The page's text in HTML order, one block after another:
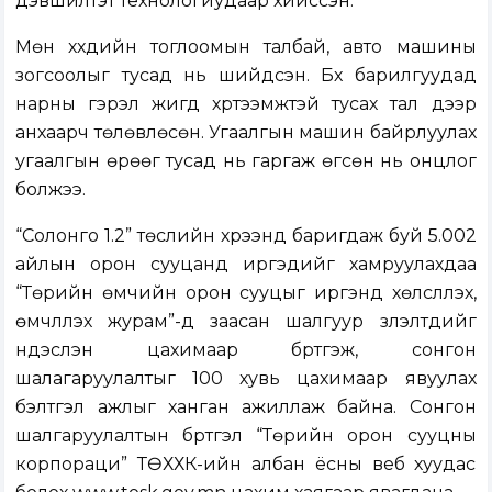
Мөн хүүхдийн тоглоомын талбай, авто машины
зогсоолыг тусад нь шийдсэн. Бүх барилгуудад
нарны гэрэл жигд хүртээмжтэй тусах тал дээр
анхаарч төлөвлөсөн. Угаалгын машин байрлуулах
угаалгын өрөөг тусад нь гаргаж өгсөн нь онцлог
болжээ.
“Солонго 1.2” төслийн хүрээнд баригдаж буй 5.002
айлын орон сууцанд иргэдийг хамруулахдаа
“Төрийн өмчийн орон сууцыг иргэнд хөлслүүлэх,
өмчлүүлэх журам”-д заасан шалгуур үзүүлэлтүүдийг
үндэслэн цахимаар бүртгэж, сонгон
шалагаруулалтыг 100 хувь цахимаар явуулах
бэлтгэл ажлыг ханган ажиллаж байна. Сонгон
шалгаруулалтын бүртгэл “Төрийн орон сууцны
корпораци” ТӨХХК-ийн албан ёсны веб хуудас